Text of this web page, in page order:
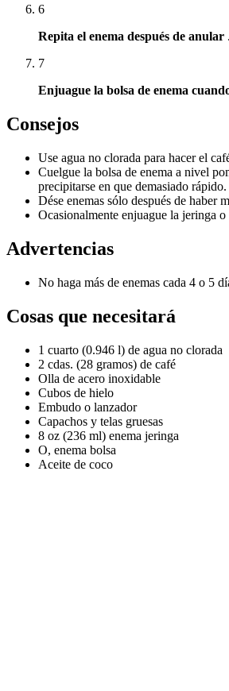
6
Repita el enema después de anular .
7
Enjuague la bolsa de enema
Consejos
Use agua no clorada para hacer el
Cuelgue la bolsa de enema a nivel
precipitarse en que demasiado rápido.
Dése enemas sólo después de haber
Ocasionalmente enjuague la jeringa
Advertencias
No haga más de enemas cada 4 o 5
Cosas que necesitará
1 cuarto (0.946 l) de agua no clorada
2 cdas. (28 gramos) de café
Olla de acero inoxidable
Cubos de hielo
Embudo o lanzador
Capachos y telas gruesas
8 oz (236 ml) enema jeringa
O, enema bolsa
Aceite de coco